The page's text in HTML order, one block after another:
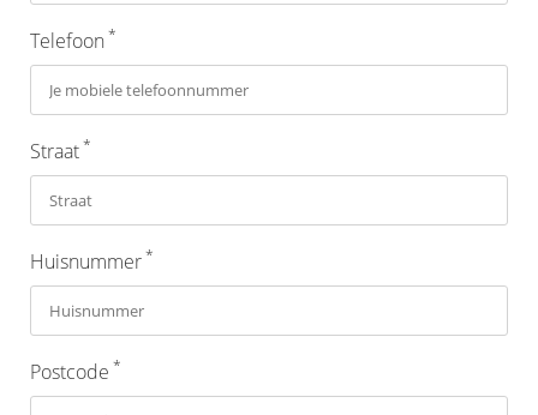
Telefoon *
Straat*
Huisnummer*
Postcode *